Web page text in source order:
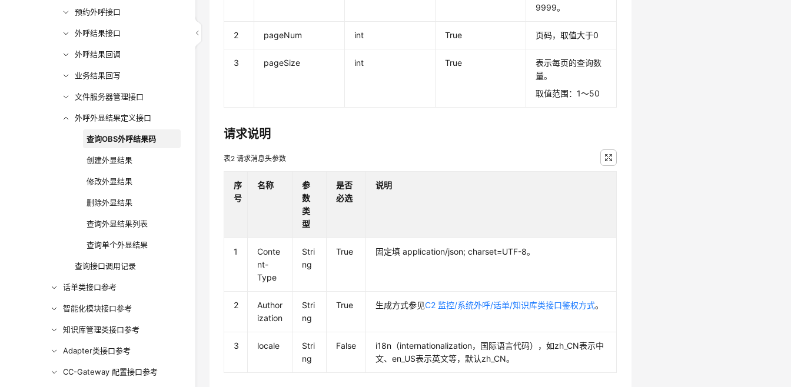
预约外呼接口
外呼结果接口
外呼结果回调
业务结果回写
文件服务器管理接口
外呼外显结果定义接口
查询OBS外呼结果码
创建外显结果
修改外显结果
删除外显结果
查询外显结果列表
查询单个外显结果
查询接口调用记录
话单类接口参考
智能化模块接口参考
知识库管理类接口参考
Adapter类接口参考
CC-Gateway 配置接口参考
9999。
2 pageNum int True 页码，取值大于0
3 pageSize int True
表示每页的查询数
量。
取值范围：1～50
请求说明
表2请求消息头参数
序
号
名称
参
数
类
型
是否
必选
说明
1
Conte
nt-
Type
Stri
ng
True 固定填 application/json; charset=UTF-8。
2
Author
ization
Stri
ng
True 生成方式参见C2 监控/系统外呼/话单/知识库类接口鉴权方式。
3 locale
Stri
ng
False
i18n（internationalization，国际语言代码），如zh_CN表示中
文、en_US表示英文等，默认zh_CN。